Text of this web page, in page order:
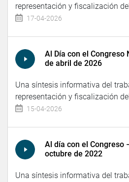
representación y fiscalización
17-04-2026
Al Día con el Congreso
de abril de 2026
Una síntesis informativa del
representación y fiscalización
15-04-2026
Al día con el Congreso
octubre de 2022
Una síntesis informativa del